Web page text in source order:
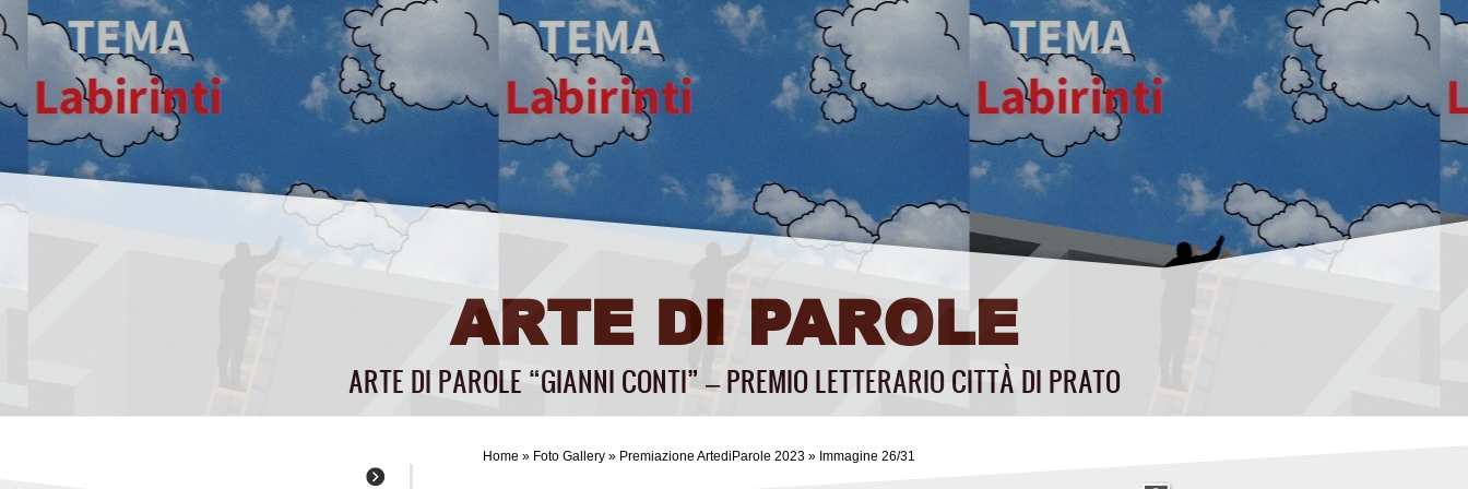
ARTE DI PAROLE
ARTE DI PAROLE “GIANNI CONTI” – PREMIO LETTERARIO CITTÀ DI PRATO
Home » Foto Gallery » Premiazione ArtediParole 2023 » Immagine 26/31